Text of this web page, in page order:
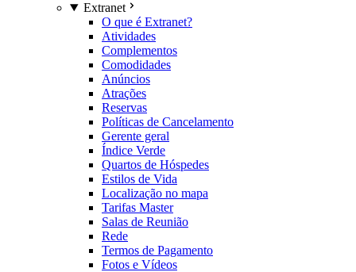
Extranet
O que é Extranet?
Atividades
Complementos
Comodidades
Anúncios
Atrações
Reservas
Políticas de Cancelamento
Gerente geral
Índice Verde
Quartos de Hóspedes
Estilos de Vida
Localização no mapa
Tarifas Master
Salas de Reunião
Rede
Termos de Pagamento
Fotos e Vídeos